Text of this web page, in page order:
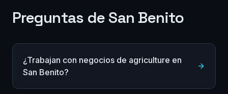
Preguntas de San Benito
¿Trabajan con negocios de agriculture en
San Benito?